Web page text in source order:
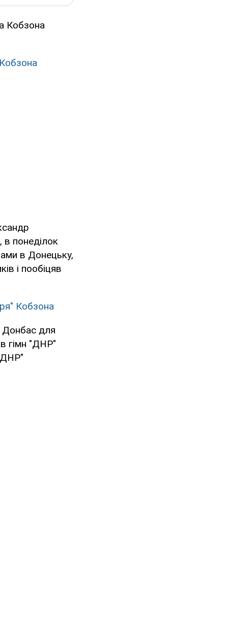
Кобзона
понеділок
в Донецьку,
і пообіцяв
Кобзона
Донбас для
гімн "ДНР"